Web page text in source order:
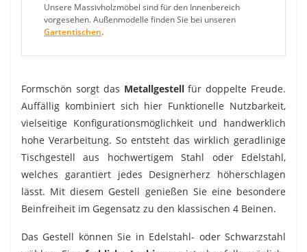
Unsere Massivholzmöbel sind für den Innenbereich
vorgesehen. Außenmodelle finden Sie bei unseren
Gartentischen.
Formschön sorgt das Metallgestellfür doppelte Freude.
Auffällig kombiniert sich hier Funktionelle Nutzbarkeit,
vielseitige Konfigurationsmöglichkeit und handwerklich
hohe Verarbeitung. So entsteht das wirklich geradlinige
Tischgestell aus hochwertigem Stahl oder Edelstahl,
welches garantiert jedes Designerherz höherschlagen
lässt. Mit diesem Gestell genießen Sie eine besondere
Beinfreiheit im Gegensatz zu den klassischen 4 Beinen.
Das Gestell können Sie in Edelstahl- oder Schwarzstahl